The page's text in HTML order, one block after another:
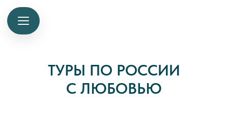
ТУРЫ ПО РОССИИ
С ЛЮБОВЬЮ